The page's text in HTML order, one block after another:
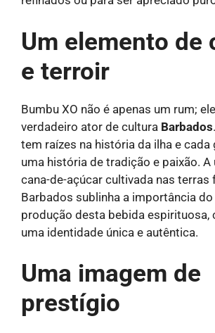
Um elemento de
e terroir
Bumbu XO não é apenas um rum;
verdadeiro ator de cultura Barbados
tem raízes na história da ilha e cada
uma história de tradição e paixão. A
cana-de-açúcar cultivada nas terras
Barbados sublinha a importância
produção desta bebida espirituosa,
uma identidade única e autêntica.
Uma imagem de
prestígio